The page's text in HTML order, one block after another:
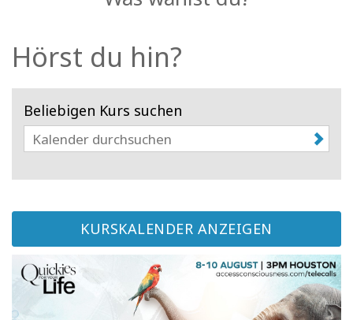
More
SUCHE
Hörst du hin?
Beliebigen Kurs suchen
KURSKALENDER ANZEIGEN